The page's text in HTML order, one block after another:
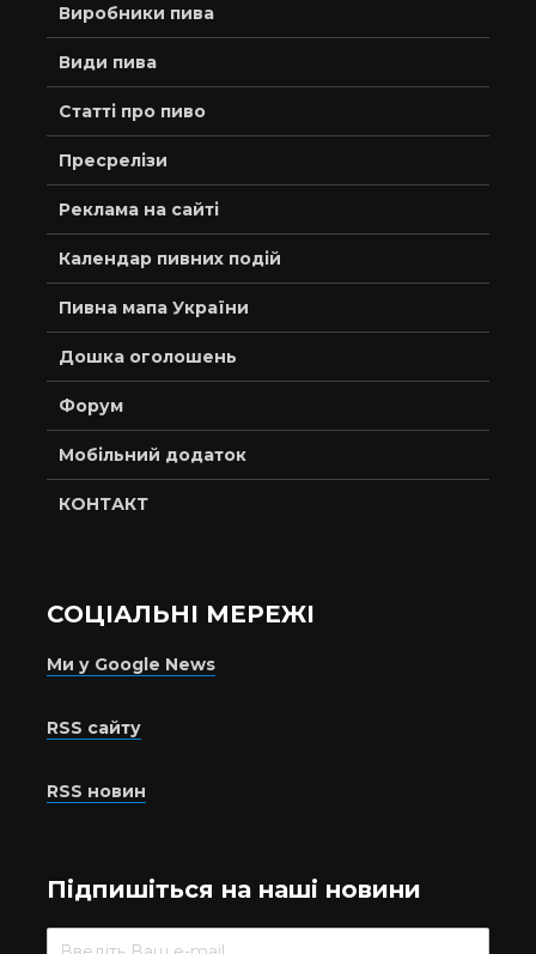
Виробники пива
Види пива
Статті про пиво
Пресрелізи
Реклама на сайті
Календар пивних подій
Пивна мапа України
Дошка оголошень
Форум
Мобільний додаток
КОНТАКТ
СОЦІАЛЬНІ МЕРЕЖІ
Ми у Google News
RSS сайту
RSS новин
Підпишіться на наші новини